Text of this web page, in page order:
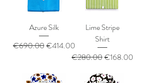
Azure Silk
通常価格
€690.00セール価格
€414.00
Lime Stripe
Shirt
通常価格
€280.00セール価格
€168.00